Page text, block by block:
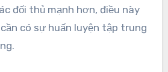
đối thủ mạnh hơn, điều này
có sự huấn luyện tập trung